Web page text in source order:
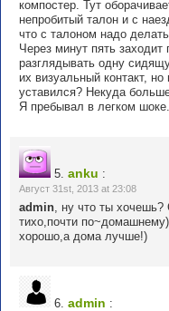
компостер. Тут
непробитый талон и с
что с талоном надо
Через минут пять
разглядывать одну
их визуальный контакт,
уставился? Некуда
Я пребывал в легком
5. anku :
Август 31st, 2013 at 23:08
admin, ну что ты хочешь?
тихо,почти
хорошо,а дома лучше!)
6. admin :